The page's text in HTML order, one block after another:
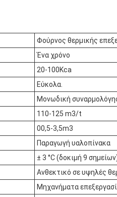
Φούρνος θερμικής
Ένα χρόνο
20-100Kca
Εύκολα.
Μονωδική
110-125 m3/t
00,5-3,5m3
Παραγωγή υαλοπίνακα
± 3 °C (δοκιμή 9
Ανθεκτικό σε υψηλές
Μηχανήματα